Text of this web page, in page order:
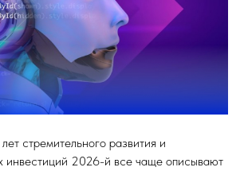
стремительного развития и
инвестиций 2026-й все чаще описывают